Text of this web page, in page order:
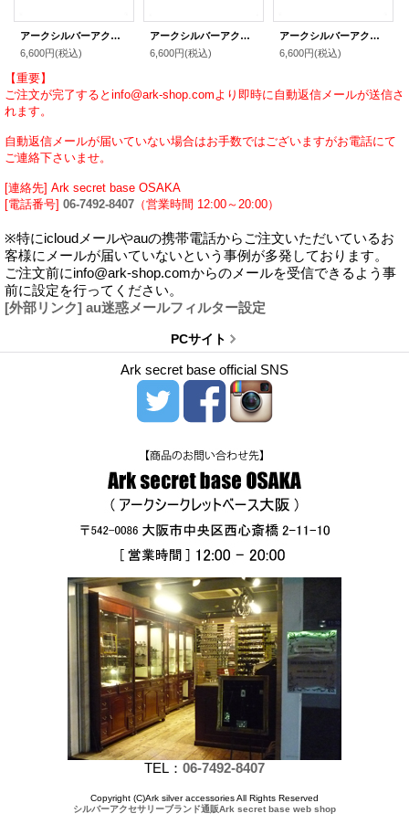
アークシルバーアクセサリーズ/[トランプピアス]スペードAカードピアス メンズ ブランド シルバーピアス
6,600円(税込)
アークシルバーアクセサリーズ/[トランプピアス]クラブAカードピアス メンズ ブランド シルバーピアス
6,600円(税込)
アークシルバーアクセサリーズ/[トランプピアス]ダイヤAカードピアス メンズ ブランド シルバーピアス
6,600円(税込)
【重要】
ご注文が完了するとinfo@ark-shop.comより即時に自動返信メールが送信さ
れます。
自動返信メールが届いていない場合はお手数ではございますがお電話にて
ご連絡下さいませ。
[連絡先] Ark secret base OSAKA
[電話番号] 06-7492-8407 （営業時間 12:00～20:00）
※特にicloudメールやauの携帯電話からご注文いただいているお
客様にメールが届いていないという事例が多発しております。
ご注文前にinfo@ark-shop.comからのメールを受信できるよう事
前に設定を行ってください。
[外部リンク] au迷惑メールフィルター設定
PCサイト
Ark secret base official SNS
TEL： 06-7492-8407
Copyright (C)Ark silver accessories All Rights Reserved
シルバーアクセサリーブランド通販Ark secret base web shop